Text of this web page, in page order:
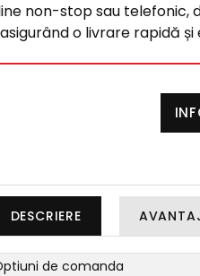
non-stop sau telefonic,
o livrare rapidă și
DESCRIERE
de comanda